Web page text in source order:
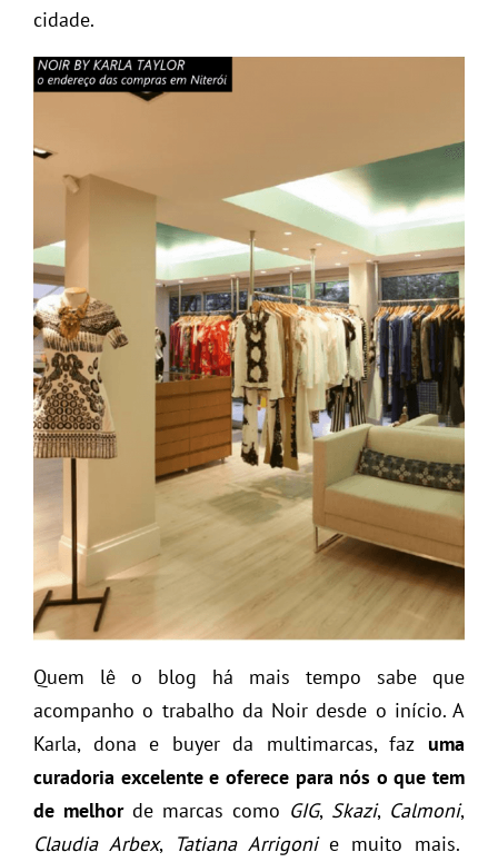
cidade.
Quem lê o blog há mais tempo sabe que
acompanho o trabalho da Noir desde o início. A
Karla, dona e buyer da multimarcas, faz uma
curadoria excelente e oferece para nós o que tem
de melhor de marcas como GIG, Skazi, Calmoni,
Claudia Arbex, Tatiana Arrigonie muito mais.